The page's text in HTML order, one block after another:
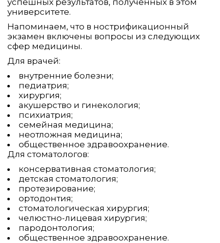
университете.
Напоминаем, что в нострификационный
экзамен включены вопросы из следующих
сфер медицины.
Для врачей:
внутренние болезни;
педиатрия;
хирургия;
акушерство и гинекология;
психиатрия;
семейная медицина;
неотложная медицина;
общественное здравоохранение.
Для стоматологов:
консервативная стоматология;
детская стоматология;
протезирование;
ортодонтия;
стоматологическая хирургия;
челюстно-лицевая хирургия;
пародонтология;
общественное здравоохранение.